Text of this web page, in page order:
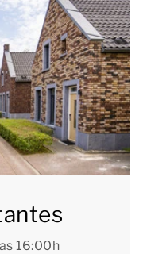
de Dormio
como huésped de
también puedes
los que se incluyen
de
Enfrente del
donde
paseo por los
y los apartamentos
16:00h